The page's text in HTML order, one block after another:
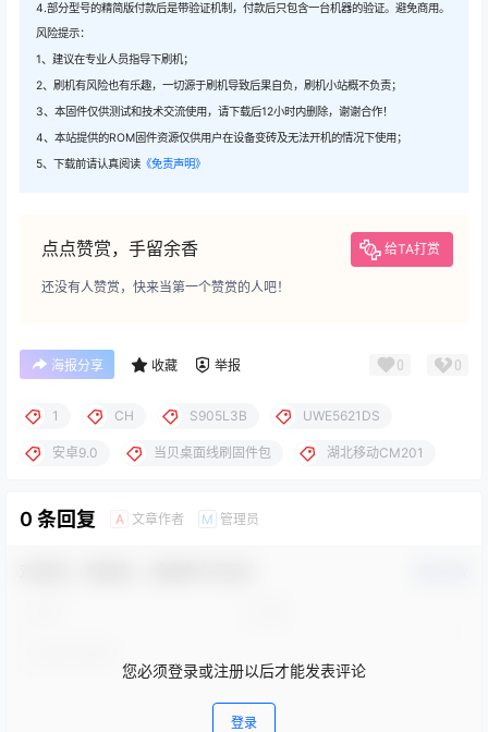
4.部分型号的精简版付款后是带验证机制，付款后只包含一台机器的验证。避免商用。
风险提示：
1、建议在专业人员指导下刷机；
2、刷机有风险也有乐趣，一切源于刷机导致后果自负，刷机小站概不负责；
3、本固件仅供测试和技术交流使用，请下载后12小时内删除，谢谢合作！
4、本站提供的ROM固件资源仅供用户在设备变砖及无法开机的情况下使用；
5、下载前请认真阅读 《免责声明》
点点赞赏，手留余香 给TA打赏
还没有人赞赏，快来当第一个赞赏的人吧！
海报分享 收藏 举报 0 0
1 CH S905L3B UWE5621DS
安卓9.0 当贝桌面线刷固件包 湖北移动CM201
0 条回复 A 文章作者 M 管理员
您必须登录或注册以后才能发表评论
登录